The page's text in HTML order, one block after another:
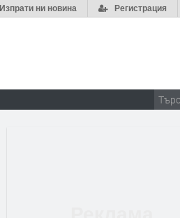
Регистрация
Изпрати ни новина